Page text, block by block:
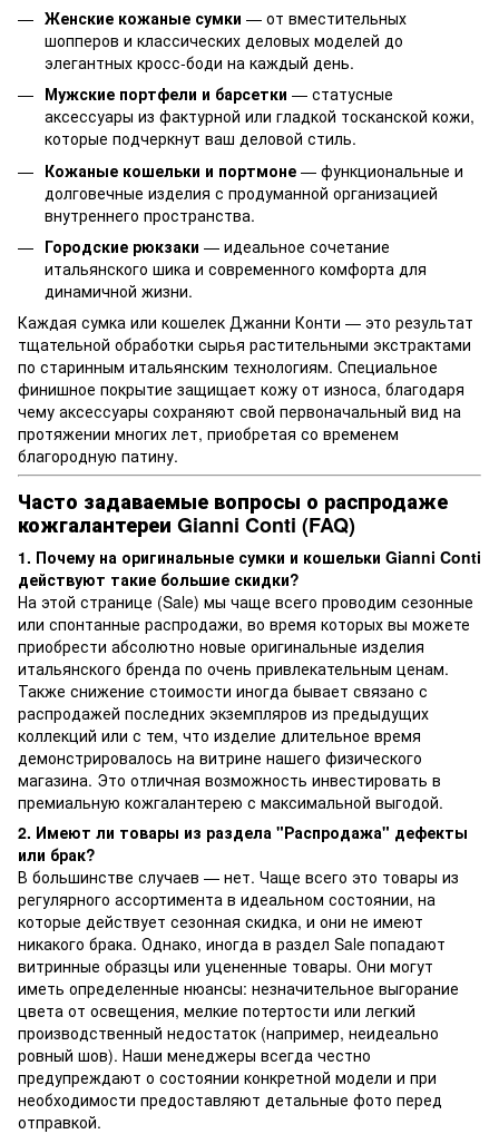
Женские кожаные сумки — от вместительных
шопперов и классических деловых моделей до
элегантных кросс-боди на каждый день.
Мужские портфели и барсетки — статусные
аксессуары из фактурной или гладкой тосканской кожи,
которые подчеркнут ваш деловой стиль.
Кожаные кошельки и портмоне — функциональные и
долговечные изделия с продуманной организацией
внутреннего пространства.
Городские рюкзаки — идеальное сочетание
итальянского шика и современного комфорта для
динамичной жизни.
Каждая сумка или кошелек Джанни Конти — это результат
тщательной обработки сырья растительными экстрактами
по старинным итальянским технологиям. Специальное
финишное покрытие защищает кожу от износа, благодаря
чему аксессуары сохраняют свой первоначальный вид на
протяжении многих лет, приобретая со временем
благородную патину.
Часто задаваемые вопросы о распродаже
кожгалантереи Gianni Conti (FAQ)
1. Почему на оригинальные сумки и кошельки Gianni Conti
действуют такие большие скидки?
На этой странице (Sale) мы чаще всего проводим сезонные
или спонтанные распродажи, во время которых вы можете
приобрести абсолютно новые оригинальные изделия
итальянского бренда по очень привлекательным ценам.
Также снижение стоимости иногда бывает связано с
распродажей последних экземпляров из предыдущих
коллекций или с тем, что изделие длительное время
демонстрировалось на витрине нашего физического
магазина. Это отличная возможность инвестировать в
премиальную кожгалантерею с максимальной выгодой.
2. Имеют ли товары из раздела "Распродажа" дефекты
или брак?
В большинстве случаев — нет. Чаще всего это товары из
регулярного ассортимента в идеальном состоянии, на
которые действует сезонная скидка, и они не имеют
никакого брака. Однако, иногда в раздел Sale попадают
витринные образцы или уцененные товары. Они могут
иметь определенные нюансы: незначительное выгорание
цвета от освещения, мелкие потертости или легкий
производственный недостаток (например, неидеально
ровный шов). Наши менеджеры всегда честно
предупреждают о состоянии конкретной модели и при
необходимости предоставляют детальные фото перед
отправкой.